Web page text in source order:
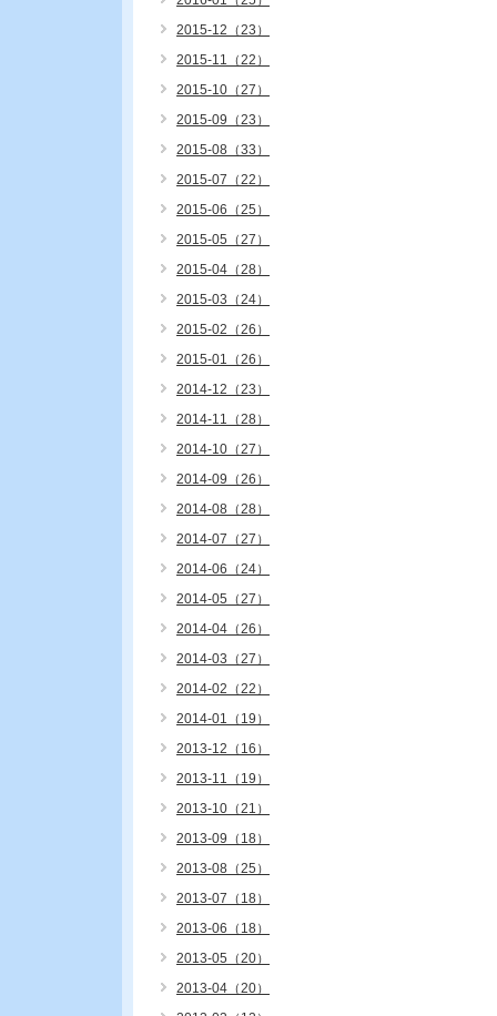
2015-12（23）
2015-11（22）
2015-10（27）
2015-09（23）
2015-08（33）
2015-07（22）
2015-06（25）
2015-05（27）
2015-04（28）
2015-03（24）
2015-02（26）
2015-01（26）
2014-12（23）
2014-11（28）
2014-10（27）
2014-09（26）
2014-08（28）
2014-07（27）
2014-06（24）
2014-05（27）
2014-04（26）
2014-03（27）
2014-02（22）
2014-01（19）
2013-12（16）
2013-11（19）
2013-10（21）
2013-09（18）
2013-08（25）
2013-07（18）
2013-06（18）
2013-05（20）
2013-04（20）